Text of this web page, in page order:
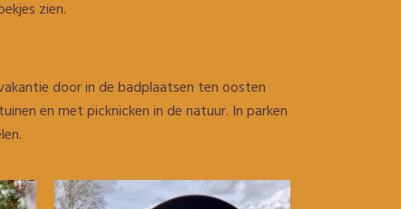
zien.
door in de badplaatsen ten oosten
en met picknicken in de natuur. In parken